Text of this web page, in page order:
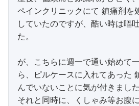
ペインクリニックにて 鎮痛剤を
していたのですが、酷い時は嘔
た。
が、こちらに週一で通い始めて
ら、ピルケースに入れてあった
んでいないことに気が付きました
それと同時に、くしゃみ等お腹